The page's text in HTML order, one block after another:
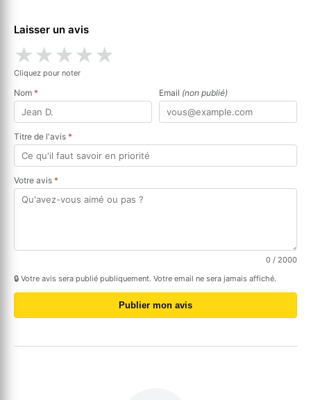
Laisser un avis
★★★★★
Cliquez pour noter
Nom * Email (non publié)
Titre de l'avis *
Votre avis *
0 / 2000
🔒 Votre avis sera publié publiquement. Votre email ne sera jamais affiché.
Publier mon avis